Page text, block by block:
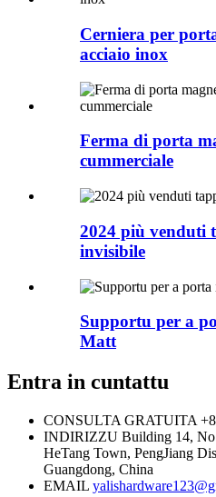
Cerniera per
acciaio inox
Ferma di porta
cummerciale
2024 più venduti
invisibile
Supportu per a
Matt
Entra in cuntattu
CONSULTA GRATUITA
INDIRIZZU Building 14, No
HeTang Town, PengJiang
Guangdong, China
EMAIL